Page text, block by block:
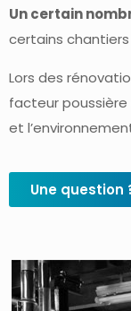
Un certain
certains
Lors des
facteur
et
Une question